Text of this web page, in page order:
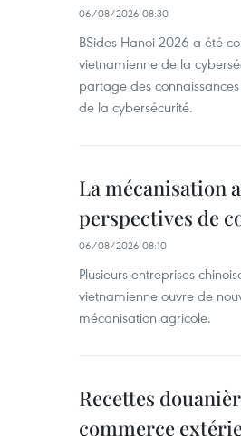
06/08/2026 08:30
BSides Hanoi 2026 a été
vietnamienne de la
partage des
de la cybersécurité.
La mécanisation
perspectives de
06/08/2026 08:10
Plusieurs entreprises
vietnamienne ouvre de
mécanisation agricole.
Recettes
commerce